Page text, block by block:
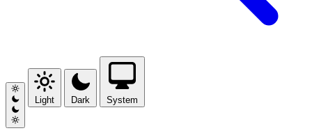
Light Dark System